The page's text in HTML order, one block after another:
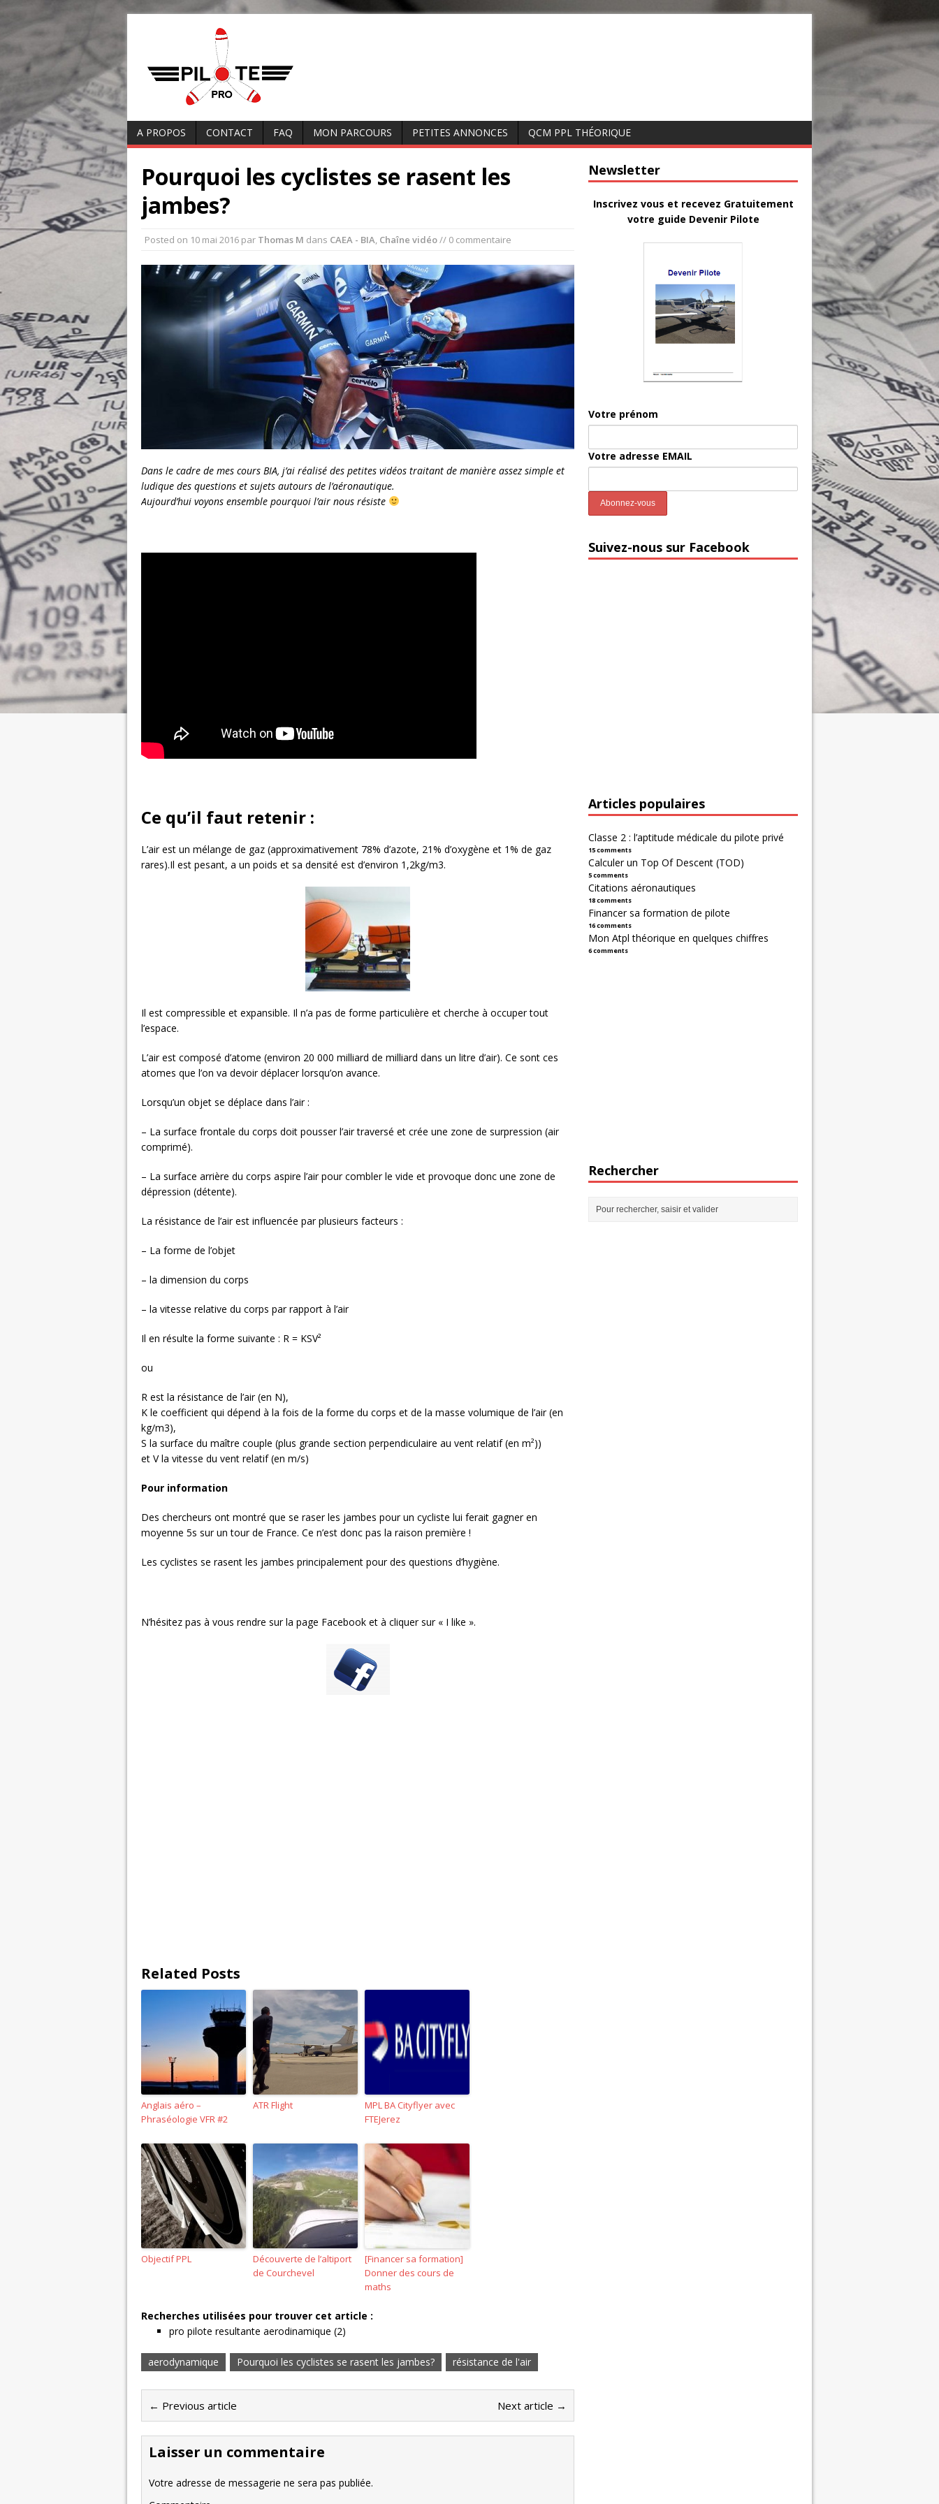
A PROPOS CONTACT FAQ MON PARCOURS PETITES ANNONCES QCM PPL THÉORIQUE
Pourquoi les cyclistes se rasent les
jambes?
Posted on 10 mai 2016 par Thomas M dans CAEA - BIA, Chaîne vidéo// 0 commentaire
Dans le cadre de mes cours BIA, j’ai réalisé des petites vidéos traitant de manière assez simple et
ludique des questions et sujets autours de l’aéronautique.
Aujourd’hui voyons ensemble pourquoi l’air nous résiste
Ce qu’il faut retenir :
L’air est un mélange de gaz (approximativement 78% d’azote, 21% d’oxygène et 1% de gaz
rares).Il est pesant, a un poids et sa densité est d’environ 1,2kg/m3.
Il est compressible et expansible. Il n’a pas de forme particulière et cherche à occuper tout
l’espace.
L’air est composé d’atome (environ 20 000 milliard de milliard dans un litre d’air). Ce sont ces
atomes que l’on va devoir déplacer lorsqu’on avance.
Lorsqu’un objet se déplace dans l’air :
– La surface frontale du corps doit pousser l’air traversé et crée une zone de surpression (air
comprimé).
– La surface arrière du corps aspire l’air pour combler le vide et provoque donc une zone de
dépression (détente).
La résistance de l’air est influencée par plusieurs facteurs :
– La forme de l’objet
– la dimension du corps
– la vitesse relative du corps par rapport à l’air
Il en résulte la forme suivante : R = KSV²
ou
R est la résistance de l’air (en N),
K le coefficient qui dépend à la fois de la forme du corps et de la masse volumique de l’air (en
kg/m3),
S la surface du maître couple (plus grande section perpendiculaire au vent relatif (en m²))
et V la vitesse du vent relatif (en m/s)
Pour information
Des chercheurs ont montré que se raser les jambes pour un cycliste lui ferait gagner en
moyenne 5s sur un tour de France. Ce n’est donc pas la raison première !
Les cyclistes se rasent les jambes principalement pour des questions d’hygiène.
N’hésitez pas à vous rendre sur la page Facebook et à cliquer sur « I like ».
Related Posts
Anglais aéro –
Phraséologie VFR #2
ATR Flight
MPL BA Cityflyer avec
FTEJerez
Objectif PPL
Découverte de l’altiport
de Courchevel
[Financer sa formation]
Donner des cours de
maths
Recherches utilisées pour trouver cet article :
pro pilote resultante aerodinamique (2)
aerodynamique Pourquoi les cyclistes se rasent les jambes? résistance de l'air
← Previous article Next article →
Laisser un commentaire
Votre adresse de messagerie ne sera pas publiée.
Newsletter
Inscrivez vous et recevez Gratuitement
votre guide Devenir Pilote
Votre prénom
Votre adresse EMAIL
Suivez-nous sur Facebook
Articles populaires
Classe 2 : l’aptitude médicale du pilote privé
15 comments
Calculer un Top Of Descent (TOD)
5 comments
Citations aéronautiques
18 comments
Financer sa formation de pilote
16 comments
Mon Atpl théorique en quelques chiffres
6 comments
Rechercher